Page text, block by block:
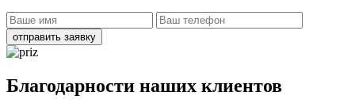
отправить заявку
Благодарности наших клиентов